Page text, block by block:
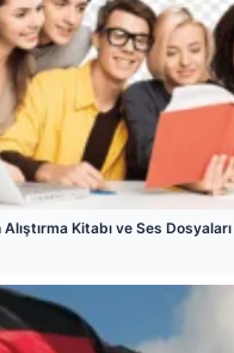
Kitabı ve Ses Dosyaları